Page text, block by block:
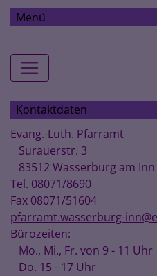
Menü
Kontaktdaten
Evang.-Luth. Pfarramt
Surauerstr. 3
83512 Wasserburg am Inn
Tel. 08071/8690
Fax 08071/51604
pfarramt.wasserburg-
Bürozeiten:
Mo., Mi., Fr. von 9 - 11 Uhr
Do. 15 - 17 Uhr